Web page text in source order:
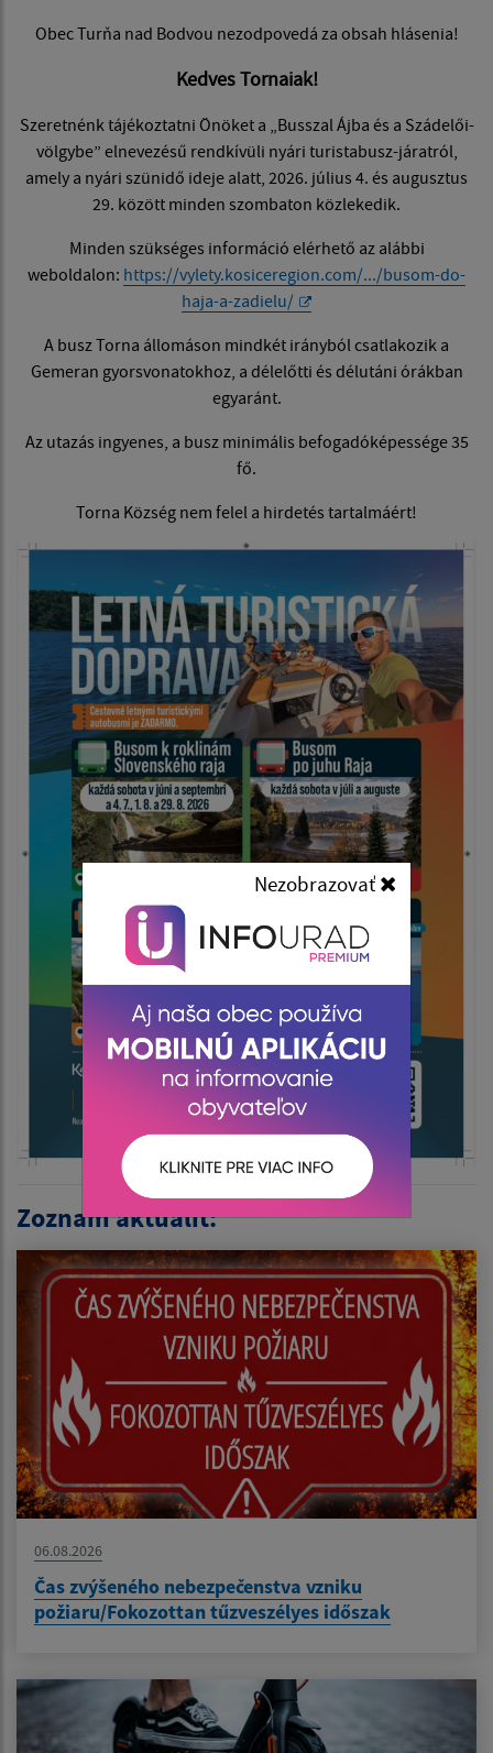
Nezobrazovať
Obec Turňa nad Bodvou nezodpovedá za obsah hlásenia!
Kedves Tornaiak!
Szeretnénk tájékoztatni Önöket a „Busszal Ájba és a Szádelői-
völgybe” elnevezésű rendkívüli nyári turistabusz-járatról,
amely a nyári szünidő ideje alatt, 2026. július 4. és augusztus
29. között minden szombaton közlekedik.
Minden szükséges információ elérhető az alábbi
weboldalon: https://vylety.kosiceregion.com/.../busom-do-
haja-a-zadielu/
A busz Torna állomáson mindkét irányból csatlakozik a
Gemeran gyorsvonatokhoz, a délelőtti és délutáni órákban
egyaránt.
Az utazás ingyenes, a busz minimális befogadóképessége 35
fő.
Torna Község nem felel a hirdetés tartalmáért!
Zoznam aktualít:
06.08.2026
Čas zvýšeného nebezpečenstva vzniku
požiaru/Fokozottan tűzveszélyes időszak